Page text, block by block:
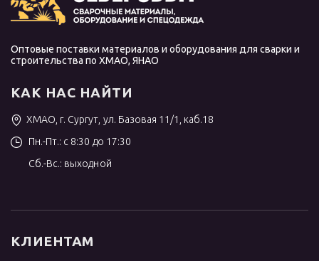
Оптовые поставки материалов и оборудования для сварки и
строительства по ХМАО, ЯНАО
КАК НАС НАЙТИ
ХМАО, г. Сургут, ул. Базовая 11/1, каб.18
Пн.-Пт.: с 8:30 до 17:30
Сб.-Вс.: выходной
КЛИЕНТАМ